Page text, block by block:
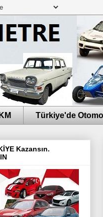
Türkiye'de
Kazansın.